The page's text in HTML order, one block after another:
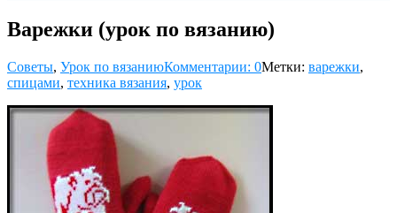
Варежки (урок по вязанию)
Советы, Урок по вязаниюКомментарии: 0Метки: варежки,
спицами, техника вязания, урок